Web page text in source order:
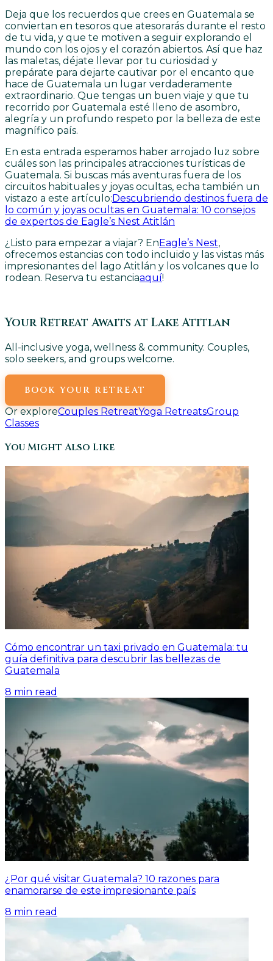
Deja que los recuerdos que crees en Guatemala se
conviertan en tesoros que atesorarás durante el resto
de tu vida, y que te motiven a seguir explorando el
mundo con los ojos y el corazón abiertos. Así que haz
las maletas, déjate llevar por tu curiosidad y
prepárate para dejarte cautivar por el encanto que
hace de Guatemala un lugar verdaderamente
extraordinario. Que tengas un buen viaje y que tu
recorrido por Guatemala esté lleno de asombro,
alegría y un profundo respeto por la belleza de este
magnífico país.
En esta entrada esperamos haber arrojado luz sobre
cuáles son las principales atracciones turísticas de
Guatemala. Si buscas más aventuras fuera de los
circuitos habituales y joyas ocultas, echa también un
vistazo a este artículo: Descubriendo destinos fuera de
lo común y joyas ocultas en Guatemala: 10 consejos
de expertos de Eagle’s Nest Atitlán
¿Listo para empezar a viajar? En Eagle’s Nest,
ofrecemos estancias con todo incluido y las vistas más
impresionantes del lago Atitlán y los volcanes que lo
rodean. Reserva tu estanciaaquí!
Your Retreat Awaits at Lake Atitlan
All-inclusive yoga, wellness & community. Couples,
solo seekers, and groups welcome.
BOOK YOUR RETREAT
Or exploreCouples RetreatYoga RetreatsGroup
Classes
You Might Also Like
Cómo encontrar un taxi privado en Guatemala: tu
guía definitiva para descubrir las bellezas de
Guatemala
8 min read
¿Por qué visitar Guatemala? 10 razones para
enamorarse de este impresionante país
8 min read